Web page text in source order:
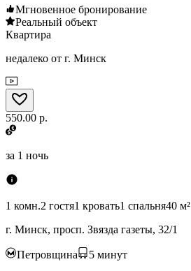
Мгновенное бронирование
Реальный объект
Квартира
недалеко от г. Минск
550.00 р.
за 1 ночь
1 комн.2 гостя1 кровать1 спальня40 м²
г. Минск, просп. Звязда газеты, 32/1
Петровщина 5 минут